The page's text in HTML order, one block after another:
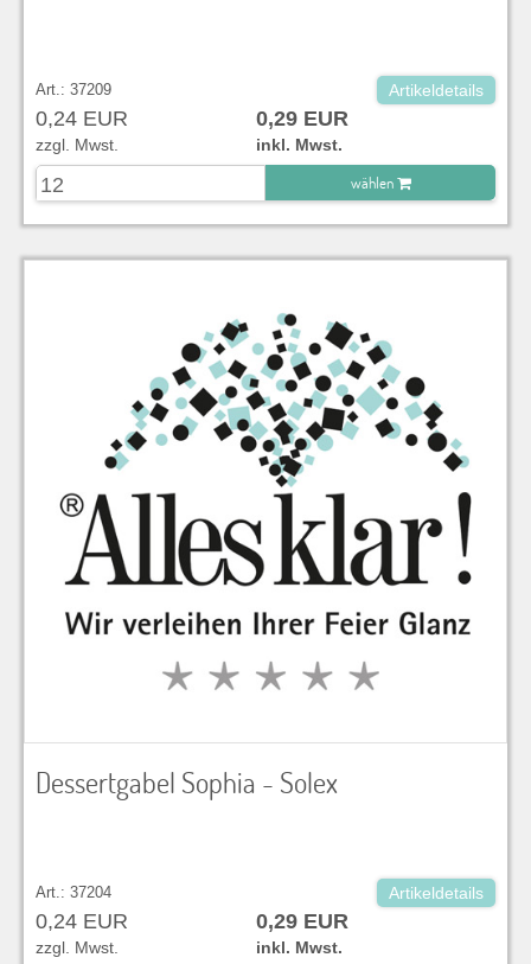
Art.: 37209 Artikeldetails
0,24 EUR 0,29 EUR
zzgl. Mwst.
inkl. Mwst.
wählen
zu Warenkorb hinzugefügt.
Dessertgabel Sophia - Solex
Art.: 37204 Artikeldetails
0,24 EUR 0,29 EUR
zzgl. Mwst. inkl. Mwst.